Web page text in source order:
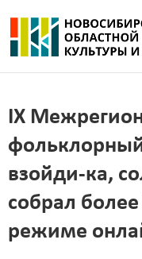
IX
взойди-ка,
собрал
режиме